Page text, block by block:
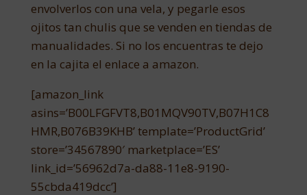
envolverlos con una vela, y pegarle esos
ojitos tan chulis que se venden en tiendas de
manualidades. Si no los encuentras te dejo
en la cajita el enlace a amazon.
[amazon_link
asins=’B00LFGFVT8,B01MQV90TV,B07H1C8
HMR,B076B39KHB’ template=’ProductGrid’
store=’34567890′ marketplace=’ES’
link_id=’56962d7a-da88-11e8-9190-
55cbda419dcc’]